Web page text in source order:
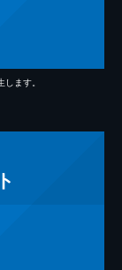
ます。